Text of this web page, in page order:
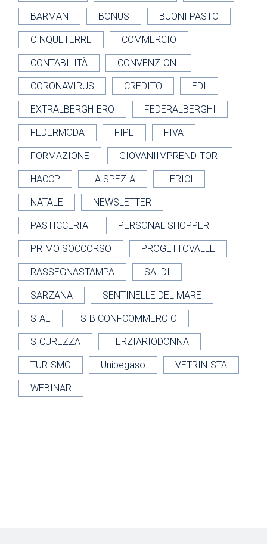
BARMAN BONUS BUONI PASTO
CINQUETERRE COMMERCIO
CONTABILITÀ CONVENZIONI
CORONAVIRUS CREDITO EDI
EXTRALBERGHIERO FEDERALBERGHI
FEDERMODA FIPE FIVA
FORMAZIONE GIOVANIIMPRENDITORI
HACCP LA SPEZIA LERICI
NATALE NEWSLETTER
PASTICCERIA PERSONAL SHOPPER
PRIMO SOCCORSO PROGETTOVALLE
RASSEGNASTAMPA SALDI
SARZANA SENTINELLE DEL MARE
SIAE SIB CONFCOMMERCIO
SICUREZZA TERZIARIODONNA
TURISMO Unipegaso VETRINISTA
WEBINAR